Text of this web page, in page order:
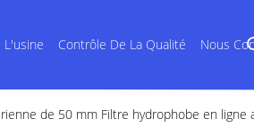
L'usine Contrôle De La Qualité Nous
de 50 mm Filtre hydrophobe en ligne